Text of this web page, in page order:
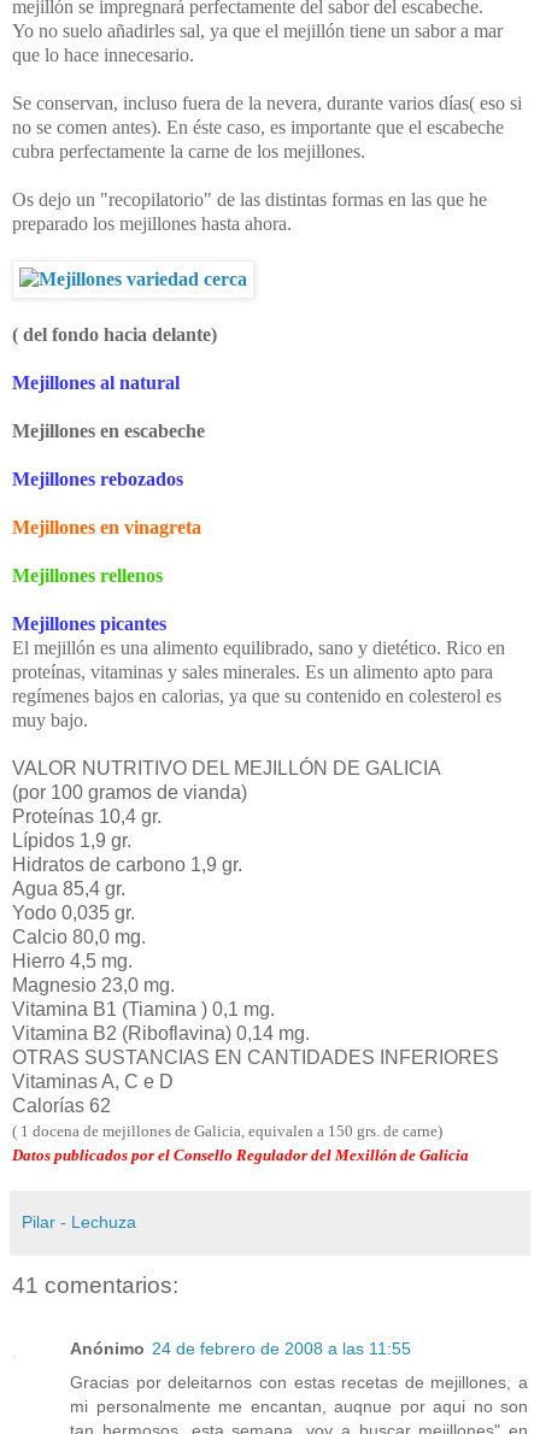
mejillón se impregnará perfectamente del sabor del escabeche.
Yo no suelo añadirles sal, ya que el mejillón tiene un sabor a mar
que lo hace innecesario.
Se conservan, incluso fuera de la nevera, durante varios días( eso si
no se comen antes). En éste caso, es importante que el escabeche
cubra perfectamente la carne de los mejillones.
Os dejo un "recopilatorio" de las distintas formas en las que he
preparado los mejillones hasta ahora.
( del fondo hacia delante)
Mejillones al natural
Mejillones en escabeche
Mejillones rebozados
Mejillones en vinagreta
Mejillones rellenos
Mejillones picantes
El mejillón es una alimento equilibrado, sano y dietético. Rico en
proteínas, vitaminas y sales minerales. Es un alimento apto para
regímenes bajos en calorias, ya que su contenido en colesterol es
muy bajo.
VALOR NUTRITIVO DEL MEJILLÓN DE GALICIA
(por 100 gramos de vianda)
Proteínas 10,4 gr.
Lípidos 1,9 gr.
Hidratos de carbono 1,9 gr.
Agua 85,4 gr.
Yodo 0,035 gr.
Calcio 80,0 mg.
Hierro 4,5 mg.
Magnesio 23,0 mg.
Vitamina B1 (Tiamina ) 0,1 mg.
Vitamina B2 (Riboflavina) 0,14 mg.
OTRAS SUSTANCIAS EN CANTIDADES INFERIORES
Vitaminas A, C e D
Calorías 62
( 1 docena de mejillones de Galicia, equivalen a 150 grs. de carne)
Datos publicados por el Consello Regulador del Mexillón de Galicia
Pilar - Lechuza
41 comentarios:
Anónimo 24 de febrero de 2008 a las 11:55
Gracias por deleitarnos con estas recetas de mejillones, a
mi personalmente me encantan, auqnue por aqui no son
tan hermosos, esta semana, voy a buscar mejillones" en